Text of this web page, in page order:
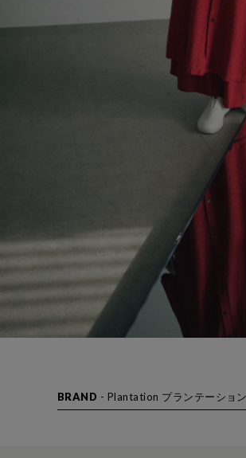
BRAND - Plantation プランテーション